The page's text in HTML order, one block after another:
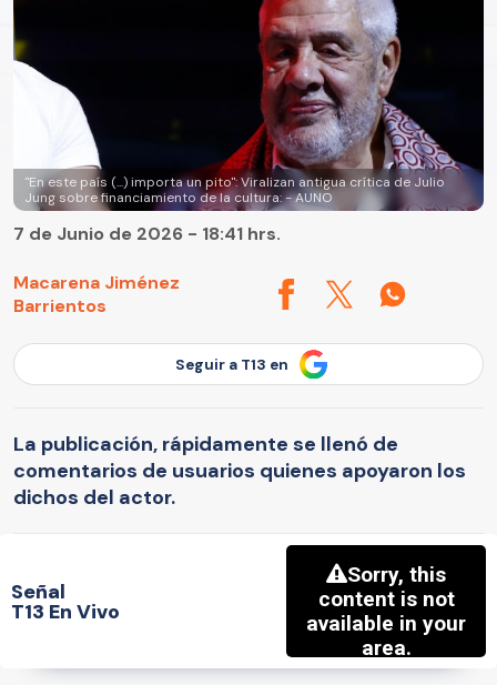
"En este país (...) importa un pito": Viralizan antigua crítica de Julio
Jung sobre financiamiento de la cultura: - AUNO
Macarena Jiménez
Barrientos
7 de Junio de 2026 - 18:41 hrs.
Seguir a T13 en
La publicación, rápidamente se llenó de
comentarios de usuarios quienes apoyaron los
dichos del actor.
Señal
T13 En Vivo